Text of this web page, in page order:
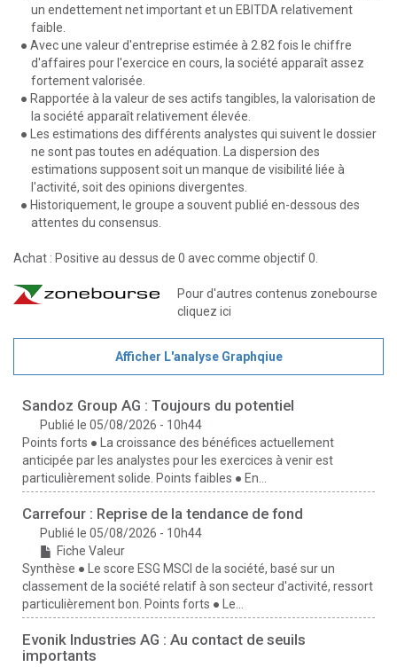
un endettement net important et un EBITDA relativement
faible.
● Avec une valeur d'entreprise estimée à 2.82 fois le chiffre
d'affaires pour l'exercice en cours, la société apparaît assez
fortement valorisée.
● Rapportée à la valeur de ses actifs tangibles, la valorisation de
la société apparaît relativement élevée.
● Les estimations des différents analystes qui suivent le dossier
ne sont pas toutes en adéquation. La dispersion des
estimations supposent soit un manque de visibilité liée à
l'activité, soit des opinions divergentes.
● Historiquement, le groupe a souvent publié en-dessous des
attentes du consensus.
Achat : Positive au dessus de 0 avec comme objectif 0.
Pour d'autres contenus zonebourse
cliquez ici
Afficher L'analyse Graphqiue
Sandoz Group AG : Toujours du potentiel
Publié le 05/08/2026 - 10h44
Points forts ● La croissance des bénéfices actuellement
anticipée par les analystes pour les exercices à venir est
particulièrement solide. Points faibles ● En...
Carrefour : Reprise de la tendance de fond
Publié le 05/08/2026 - 10h44
Fiche Valeur
Synthèse ● Le score ESG MSCI de la société, basé sur un
classement de la société relatif à son secteur d'activité, ressort
particulièrement bon. Points forts ● Le...
Evonik Industries AG : Au contact de seuils
importants